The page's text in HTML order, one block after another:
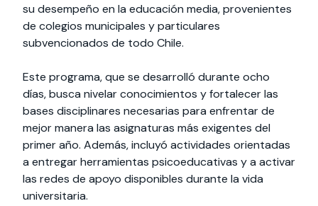
su desempeño en la educación media, provenientes
de colegios municipales y particulares
subvencionados de todo Chile.
Este programa, que se desarrolló durante ocho
días, busca nivelar conocimientos y fortalecer las
bases disciplinares necesarias para enfrentar de
mejor manera las asignaturas más exigentes del
primer año. Además, incluyó actividades orientadas
a entregar herramientas psicoeducativas y a activar
las redes de apoyo disponibles durante la vida
universitaria.